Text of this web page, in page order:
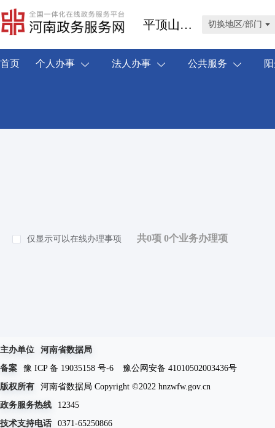
平顶山市汝州市 切换地区/部门
首页 个人办事 法人办事 公共服务
仅显示可以在线办理事项 共0项 0个业务办理项
主办单位
河南省数据局
备案
豫 ICP 备 19035158 号-6
豫公网安备 41010502003436号
版权所有
河南省数据局 Copyright ©2022 hnzwfw.gov.cn
政务服务热线
12345
技术支持电话
0371-65250866